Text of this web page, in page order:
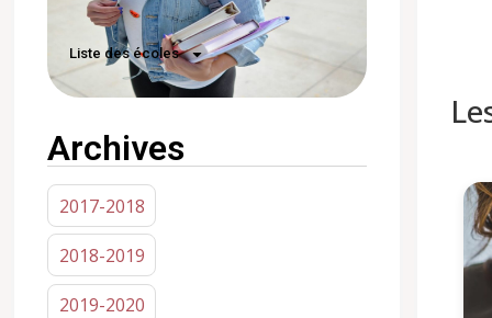
Liste des écoles
Archives
2017-2018
2018-2019
2019-2020